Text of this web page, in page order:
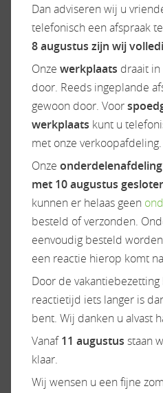
Buitenlamp
Dakluik
Dakluik heki
Elektrische opstap
Garage achter
Hagelbestendig dak
Hordeur
Huishoudaccu
Indirecte verlichting
Leeslampjes
Luifel
Panoramadak
Verduistering cabine
Onderstel/cabine
Airbag(s)
Airco op motor
Centr. deurvergr.
Dan adviseren wij u
telefonisch een afspraak
8 augustus zijn wij
Onze werkplaats draait
door. Reeds ingeplande
gewoon door. Voor
werkplaats kunt u
met onze verkoopafdeling.
Onze onderdelenafdeling
met 10 augustus
kunnen er helaas geen
besteld of verzonden.
eenvoudig besteld
een reactie hierop komt
Door de
reactietijd iets langer is
bent. Wij danken u alvast
Vanaf11 augustus staan
klaar.
Wij wensen u een fijne